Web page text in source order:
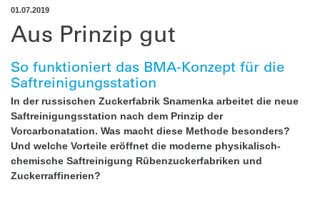
01.07.2019
Aus Prinzip gut
So funktioniert das BMA-Konzept für die
Saftreinigungsstation
In der russischen Zuckerfabrik Snamenka arbeitet die neue
Saftreinigungsstation nach dem Prinzip der
Vorcarbonatation. Was macht diese Methode besonders?
Und welche Vorteile eröffnet die moderne ­physikalisch-
chemische Saftreinigung Rübenzuckerfabriken und
Zuckerraffinerien?